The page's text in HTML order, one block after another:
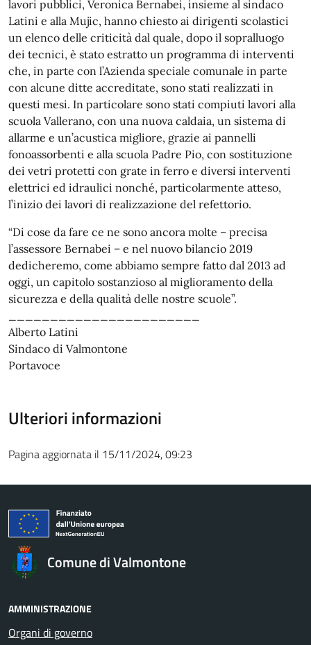
lavori pubblici, Veronica Bernabei, insieme al sindaco
Latini e alla Mujic, hanno chiesto ai dirigenti scolastici
un elenco delle criticità dal quale, dopo il sopralluogo
dei tecnici, è stato estratto un programma di interventi
che, in parte con l’Azienda speciale comunale in parte
con alcune ditte accreditate, sono stati realizzati in
questi mesi. In particolare sono stati compiuti lavori alla
scuola Vallerano, con una nuova caldaia, un sistema di
allarme e un’acustica migliore, grazie ai pannelli
fonoassorbenti e alla scuola Padre Pio, con sostituzione
dei vetri protetti con grate in ferro e diversi interventi
elettrici ed idraulici nonché, particolarmente atteso,
l’inizio dei lavori di realizzazione del refettorio.
“Di cose da fare ce ne sono ancora molte – precisa
l’assessore Bernabei – e nel nuovo bilancio 2019
dedicheremo, come abbiamo sempre fatto dal 2013 ad
oggi, un capitolo sostanzioso al miglioramento della
sicurezza e della qualità delle nostre scuole”.
Alberto Latini
Sindaco di Valmontone
Portavoce
Ulteriori informazioni
Pagina aggiornata il 15/11/2024, 09:23
Comune di Valmontone
AMMINISTRAZIONE
Organi di governo